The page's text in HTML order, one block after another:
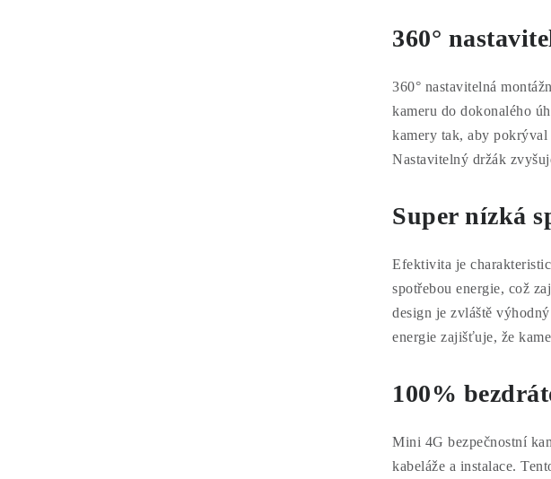
360°
360° nastavitelná
kameru do dokonalého
kamery tak, aby pokrýval
Nastavitelný držák
Super nízká
Efektivita je
spotřebou energie, což
design je zvláště
energie zajišťuje, že
100%
Mini 4G bezpečnostní
kabeláže a instalace.